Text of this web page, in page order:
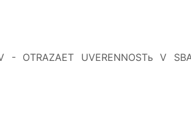
OTRAZAET UVERENNOSTь V